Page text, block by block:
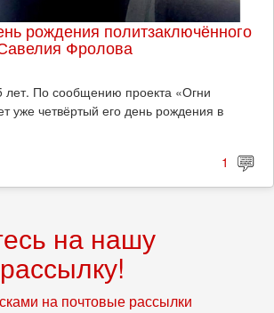
рождения политзаключённого
Фролова
лет. По сообщению проекта «Огни
уже четвёртый его день рождения в
1
на нашу
на почтовые рассылки